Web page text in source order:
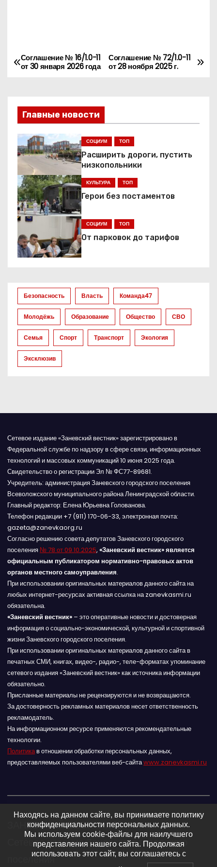
Н
в
и
г
а
ц
и
я
п
з
а
п
и
с
м
Соглашение № 72/1.0-11
от 28 ноября 2025 г.
Соглашение № 16/1.0-11
от 30 января 2026 года
Главные новости
СОЦИУМ ТОП
Расширить дороги, пустить
низкопольники
КУЛЬТУРА ТОП
Герои без постаментов
СОЦИУМ ТОП
От парковок до тарифов
Безопасность Власть Команда47
Молодёжь Образование Общество СВО
Семья Спорт Транспорт Экология
Эксклюзив
Сетевое издание «Заневский вестник» зарегистрировано в
Федеральной службе по надзору в сфере связи, информационных
технологий и массовых коммуникаций 10 июня 2025 года.
Свидетельство о регистрации Эл № ФС77-89681.
Учредитель: администрация Заневского городского поселения
Всеволожского муниципального района Ленинградской области.
Главный редактор: Елена Юрьевна Голованова.
Телефон редакции +7 (911) 170-06-33, электронная почта:
gazeta@zanevkaorg.ru
Согласно решению совета депутатов Заневского городского
поселения № 78 от 09.10.2025, «Заневский вестник» является
официальным публикатором нормативно-правовых актов
органов местного самоуправления.
При использовании оригинальных материалов данного сайта на
любых интернет-ресурсах активная ссылка на zanevkasmi.ru
обязательна.
«Заневский вестник» – это оперативные новости и достоверная
информация о социально-экономической, культурной и спортивной
жизни Заневского городского поселения.
При использовании оригинальных материалов данного сайта в
печатных СМИ, книгах, видео-, радио-, теле-форматах упоминание
сетевого издания «Заневский вестник» как источника информации
обязательно.
Присланные материалы не рецензируются и не возвращаются.
За достоверность рекламных материалов несет ответственность
рекламодатель.
На информационном ресурсе применяются рекомендательные
технологии.
Политикав отношении обработки персональных данных,
предоставляемых пользователями веб-сайтаwww.zanevkasmi.ru
ЗАНЕВСКИЙ ВЕСТНИК 16+
Сетевое издание Заневского городского
поселения
Находясь на данном сайте, вы принимаете политику
конфиденциальности персональных данных.
Мы используем cookie-файлы для наилучшего
представления нашего сайта. Продолжая
использовать этот сайт, вы соглашаетесь с